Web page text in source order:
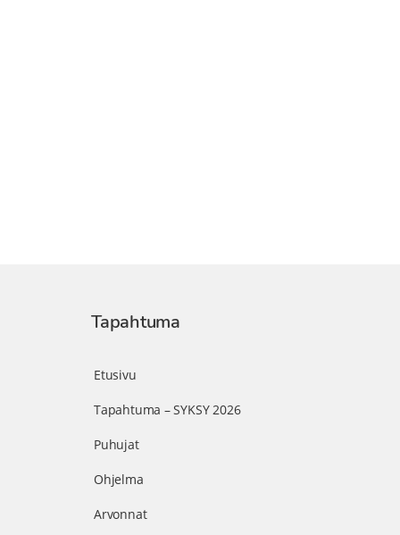
Tapahtuma
Etusivu
Tapahtuma – SYKSY 2026
Puhujat
Ohjelma
Arvonnat